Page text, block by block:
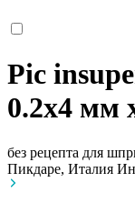
Pic
0.2x4 мм
без рецепта для
Пикдаре, Италия